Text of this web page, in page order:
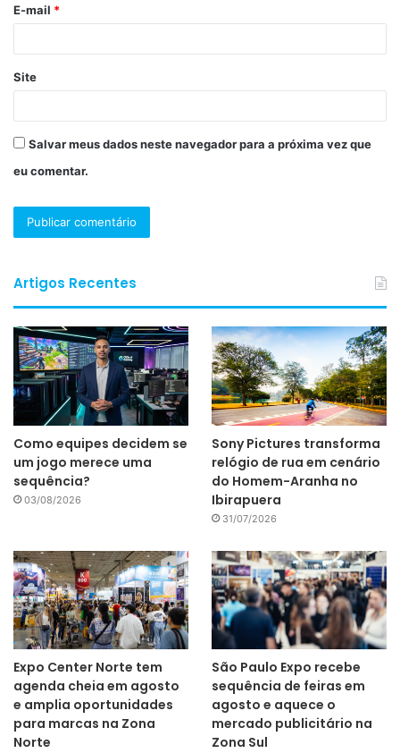
*
E-mail *
Site
Salvar meus dados neste navegador para a próxima vez que
eu comentar.
Artigos Recentes
Como equipes decidem se
um jogo merece uma
sequência?
03/08/2026
Sony Pictures transforma
relógio de rua em cenário
do Homem-Aranha no
Ibirapuera
31/07/2026
Expo Center Norte tem
agenda cheia em agosto
e amplia oportunidades
para marcas na Zona
Norte
São Paulo Expo recebe
sequência de feiras em
agosto e aquece o
mercado publicitário na
Zona Sul